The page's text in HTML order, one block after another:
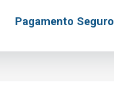
Pagamento Seguro